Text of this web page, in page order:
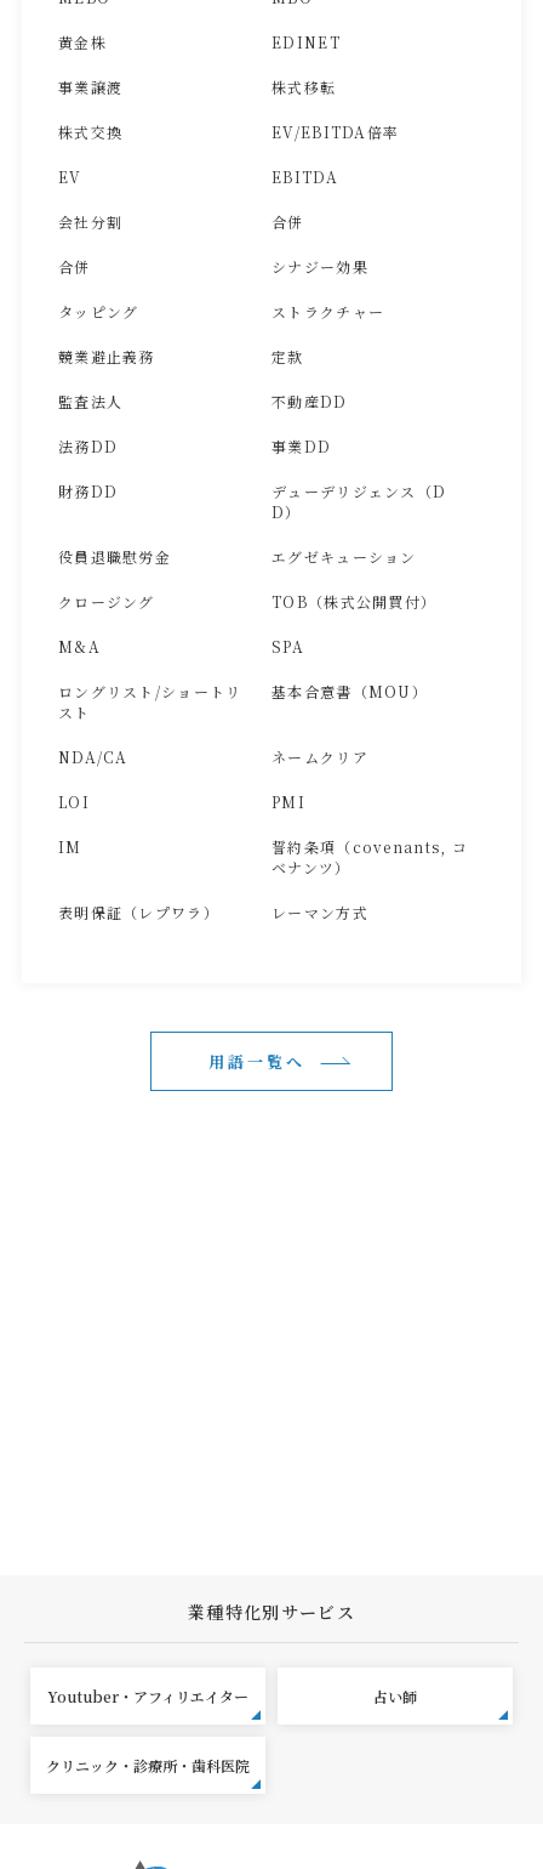
黄金株 EDINET
事業譲渡 株式移転
株式交換 EV/EBITDA倍率
EV EBITDA
会社分割 合併
合併 シナジー効果
タッピング ストラクチャー
競業避止義務 定款
監査法人 不動産DD
法務DD 事業DD
財務DD
デューデリジェンス（D
D）
役員退職慰労金 エグゼキューション
クロージング TOB（株式公開買付）
M&A SPA
ロングリスト/ショートリ
スト
基本合意書（MOU）
NDA/CA ネームクリア
LOI PMI
IM
誓約条項（covenants, コ
ベナンツ）
表明保証（レプワラ） レーマン方式
用語一覧へ
業種特化別サービス
Youtuber・アフィリエイター 占い師
クリニック・診療所・歯科医院